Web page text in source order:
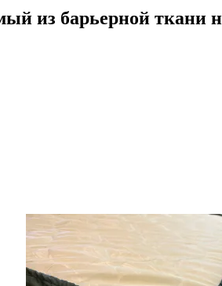
из барьерной ткани